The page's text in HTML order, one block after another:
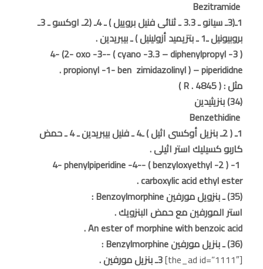
1ـ(3ـ سيانو ـ 3.3 ـ ثنائى فنيل بروييل ) ـ 4ـ (2ـ اوكسو ـ 3ـ
بروبيونيل ـ1 ـ بتزيميد أزولينيل ) ـ بيبريدين .
( 3- cyano -3.3 – diphenylpropyl ) -4- (2- oxo -3-
propionyl -1- ben zimidazolinyl ) – piperididne .
مثل : ( R . 4845 )
(34) بنزيثيدين
1ـ ( 2ـ بنزيل أوكسى اثيل ) ـ4 ـ فنيل بيبريدين ـ 4 ـ حمض
كاربو كسيليك استر اثيلى .
1- ( 2- benzyloxyethyl ) -4- phenylpiperidine -4-
carboxylic acid ethyl ester .
(35) ـ بنزويل مورفين Benzoylmorphine :
استر المورفين مع حمض البنزويك .
An ester of morphine with benzoic acid .
(36) ـ بنزيل مورفين Benzylmorphine :
[the_ad id=”1111″]
3ـ بنزيل مورفين .